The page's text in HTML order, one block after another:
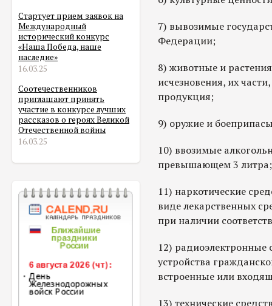
Стартует прием заявок на
Международный
исторический конкурс
«Наша Победа, наше
наследие»
16.03.25
Соотечественников
приглашают принять
участие в конкурсе лучших
рассказов о героях Великой
Отечественной войны
16.03.25
7) вывозимые
Федерации;
8) животные и
исчезновения, их
продукция;
9) оружие и
10) ввозимые
превышающем 3 литра;
11) наркотические
виде лекарственных
при наличии
12) радиоэлектронные
устройства
встроенные или
13) технические